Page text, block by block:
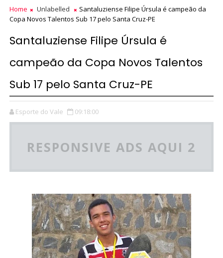
Home Unlabelled
Santaluziense Filipe Úrsula é campeão da
Copa Novos Talentos Sub 17 pelo Santa Cruz-PE
Santaluziense Filipe Úrsula é
campeão da Copa Novos Talentos
Sub 17 pelo Santa Cruz-PE
Esporte do Vale 09:18:00
RESPONSIVE ADS AQUI 2